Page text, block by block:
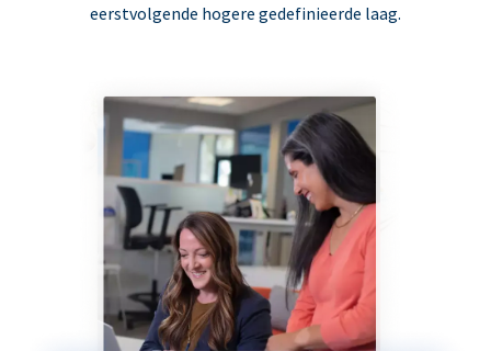
eerstvolgende hogere gedefinieerde laag.